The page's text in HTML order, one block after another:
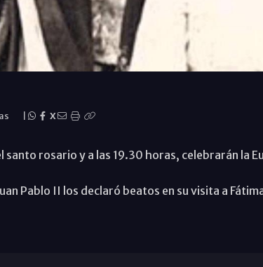
X
santo rosario y a las 19.30 horas, celebrarán la
Pablo II los declaró beatos en su visita a